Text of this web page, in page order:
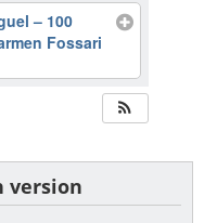
– 100
Fossari
version